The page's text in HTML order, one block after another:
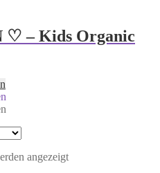
♡ – Kids Organic
angezeigt